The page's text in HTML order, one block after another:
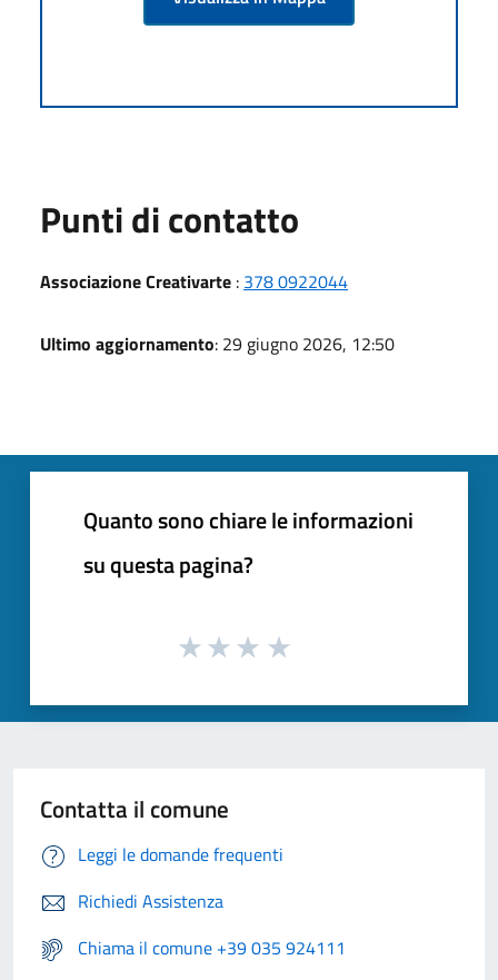
Punti di contatto
Associazione Creativarte : 378 0922044
Ultimo aggiornamento: 29 giugno 2026, 12:50
Quanto sono chiare le informazioni
su questa pagina?
Contatta il comune
Leggi le domande frequenti
Richiedi Assistenza
Chiama il comune +39 035 924111